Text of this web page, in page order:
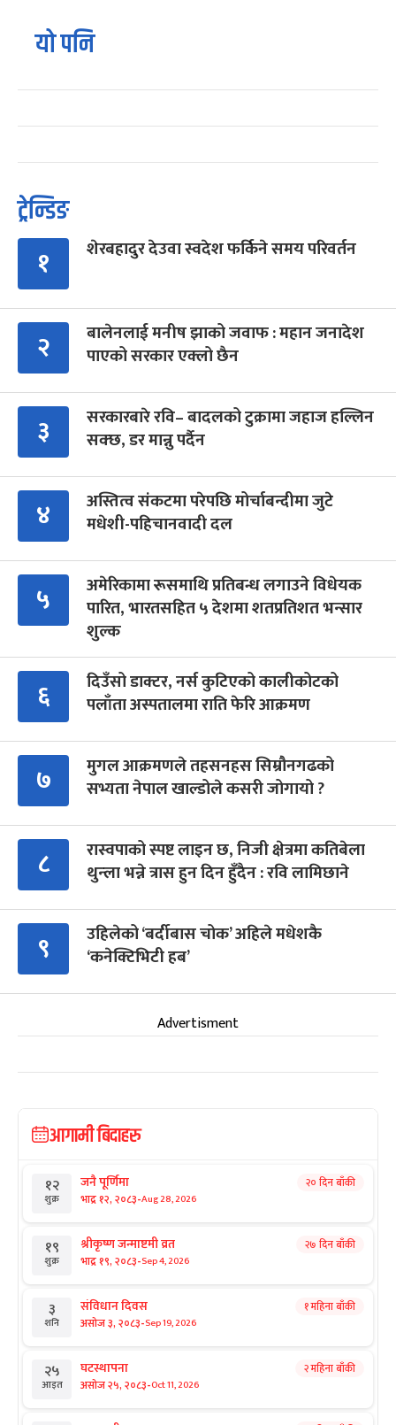
यो पनि
ट्रेन्डिङ
१ शेरबहादुर देउवा स्वदेश फर्किने समय परिवर्तन
२
बालेनलाई मनीष झाको जवाफ : महान जनादेश
पाएको सरकार एक्लो छैन
३
सरकारबारे रवि– बादलको टुक्रामा जहाज हल्लिन
सक्छ, डर मान्नु पर्दैन
४
अस्तित्व संकटमा परेपछि मोर्चाबन्दीमा जुटे
मधेशी-पहिचानवादी दल
५
अमेरिकामा रूसमाथि प्रतिबन्ध लगाउने विधेयक
पारित, भारतसहित ५ देशमा शतप्रतिशत भन्सार
शुल्क
६
दिउँसो डाक्टर, नर्स कुटिएको कालीकोटको
पलाँता अस्पतालमा राति फेरि आक्रमण
७
मुगल आक्रमणले तहसनहस सिम्रौनगढको
सभ्यता नेपाल खाल्डोले कसरी जोगायो ?
८
रास्वपाको स्पष्ट लाइन छ, निजी क्षेत्रमा कतिबेला
थुन्ला भन्ने त्रास हुन दिन हुँदैन : रवि लामिछाने
९
उहिलेको ‘बर्दीबास चोक’ अहिले मधेशकै
‘कनेक्टिभिटी हब’
Advertisment
आगामी बिदाहरु
१२
शुक्र
जनै पूर्णिमा
भाद्र १२, २०८३-Aug 28, 2026
२० दिन बाँकी
१९
शुक्र
श्रीकृष्ण जन्माष्टमी व्रत
भाद्र १९, २०८३-Sep 4, 2026
२७ दिन बाँकी
३
शनि
संविधान दिवस
असोज ३, २०८३-Sep 19, 2026
१ महिना बाँकी
२५
आइत
घटस्थापना
असोज २५, २०८३-Oct 11, 2026
२ महिना बाँकी